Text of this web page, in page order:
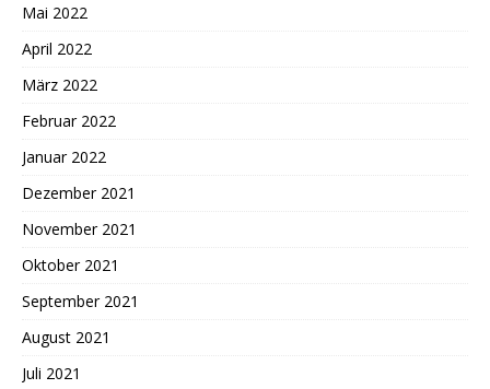
Mai 2022
April 2022
März 2022
Februar 2022
Januar 2022
Dezember 2021
November 2021
Oktober 2021
September 2021
August 2021
Juli 2021